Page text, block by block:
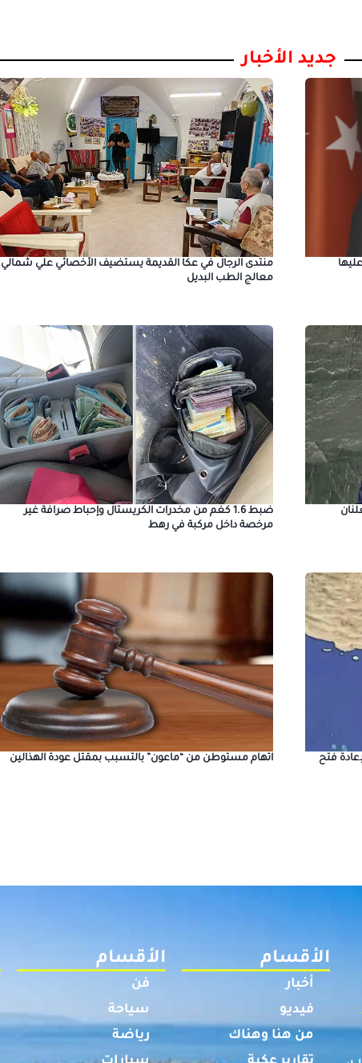
جديد الأخبار
منتدى الرجال في عكا القديمة يستضيف الأخصائي علي شمالي
معالج الطب البديل
ضبط 1.6 كغم من مخدرات الكريستال وإحباط صرافة غير
مرخصة داخل مركبة في رهط
فتح
اتهام مستوطن من “ماعون” بالتسبب بمقتل عودة الهذالين
الأقسام
أخبار
فيديو
من هنا وهناك
الأقسام
فن
سياحة
رياضة